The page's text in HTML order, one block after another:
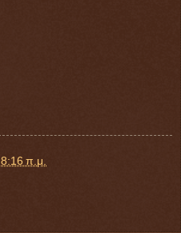
8:16 π.μ.